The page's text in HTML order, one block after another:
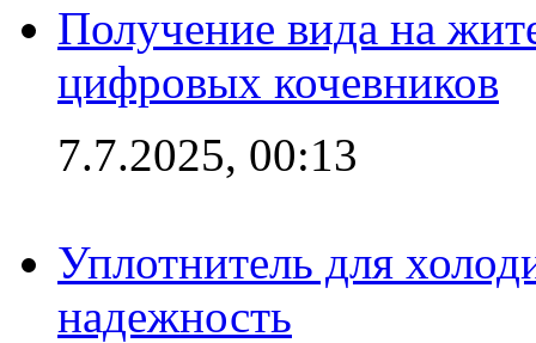
Получение вида на
цифровых кочевников
7.7.2025, 00:13
Уплотнитель для
надежность